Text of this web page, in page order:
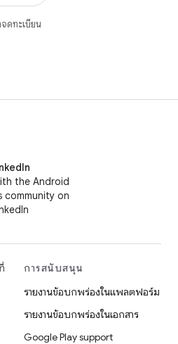
จดทะเบียน
the Android
community on
การสนับสนุน
รายงานข้อบกพร่องในแพลตฟอร์ม
รายงานข้อบกพร่องในเอกสาร
Google Play support